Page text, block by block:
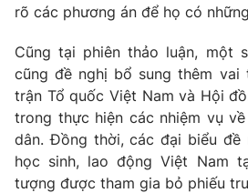
Thị trường
Tư vấn
Lịch phát sóng
Chuyên mục khác
Emagazine
Photo
rõ các phương án để họ có
Cũng tại phiên thảo luận, một
cũng đề nghị bổ sung thêm vai
trận Tổ quốc Việt Nam và Hội
trong thực hiện các nhiệm vụ
dân. Đồng thời, các đại biểu đề
học sinh, lao động Việt Nam
tượng được tham gia bỏ phiếu